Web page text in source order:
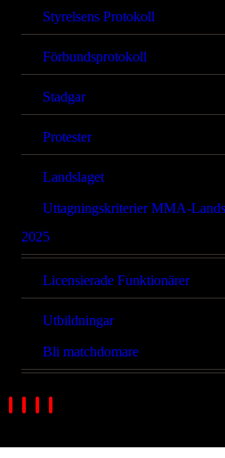
Styrelsens Protokoll
Förbundsprotokoll
Stadgar
Protester
Landslaget
Uttagningskriterier MMA-
2025
Licensierade Funktionärer
Utbildningar
Bli matchdomare